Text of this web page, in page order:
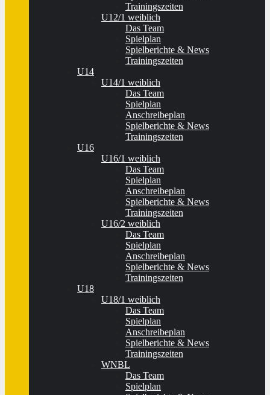
Trainingszeiten
U12/1 weiblich
Das Team
Spielplan
Spielberichte & News
Trainingszeiten
U14
U14/1 weiblich
Das Team
Spielplan
Anschreibeplan
Spielberichte & News
Trainingszeiten
U16
U16/1 weiblich
Das Team
Spielplan
Anschreibeplan
Spielberichte & News
Trainingszeiten
U16/2 weiblich
Das Team
Spielplan
Anschreibeplan
Spielberichte & News
Trainingszeiten
U18
U18/1 weiblich
Das Team
Spielplan
Anschreibeplan
Spielberichte & News
Trainingszeiten
WNBL
Das Team
Spielplan